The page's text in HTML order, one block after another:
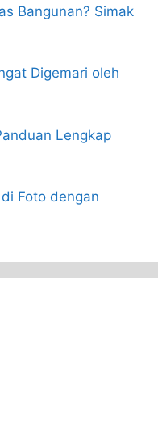
Bangunan? Simak
Digemari oleh
Lengkap
Foto dengan